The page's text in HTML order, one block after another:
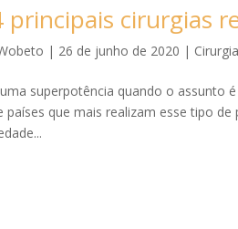
principais cirurgias
| 26 de junho de 2020 |
superpotência quando o assunto
países que mais realizam esse tipo